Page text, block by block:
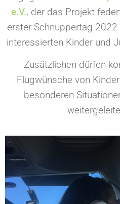
e.V., der das Projekt
erster Schnuppertag
interessierten Kinder und
Zusätzlichen dürfen
Flugwünsche von
besonderen